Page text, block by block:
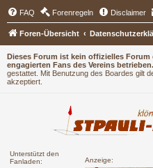
Dieses Forum ist kein offizielles Forum
engagierten Fans des Vereins betrieben.
gestattet. Mit Benutzung des Boardes gilt
akzeptiert.
Unterstützt den
Fanladen:
Anzeige:
FAQ Forenregeln Disclaimer
Foren-Übersicht